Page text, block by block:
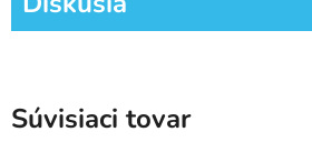
Súvisiaci tovar